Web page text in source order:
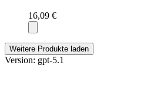
16,09 €
Weitere Produkte laden
Version: gpt-5.1